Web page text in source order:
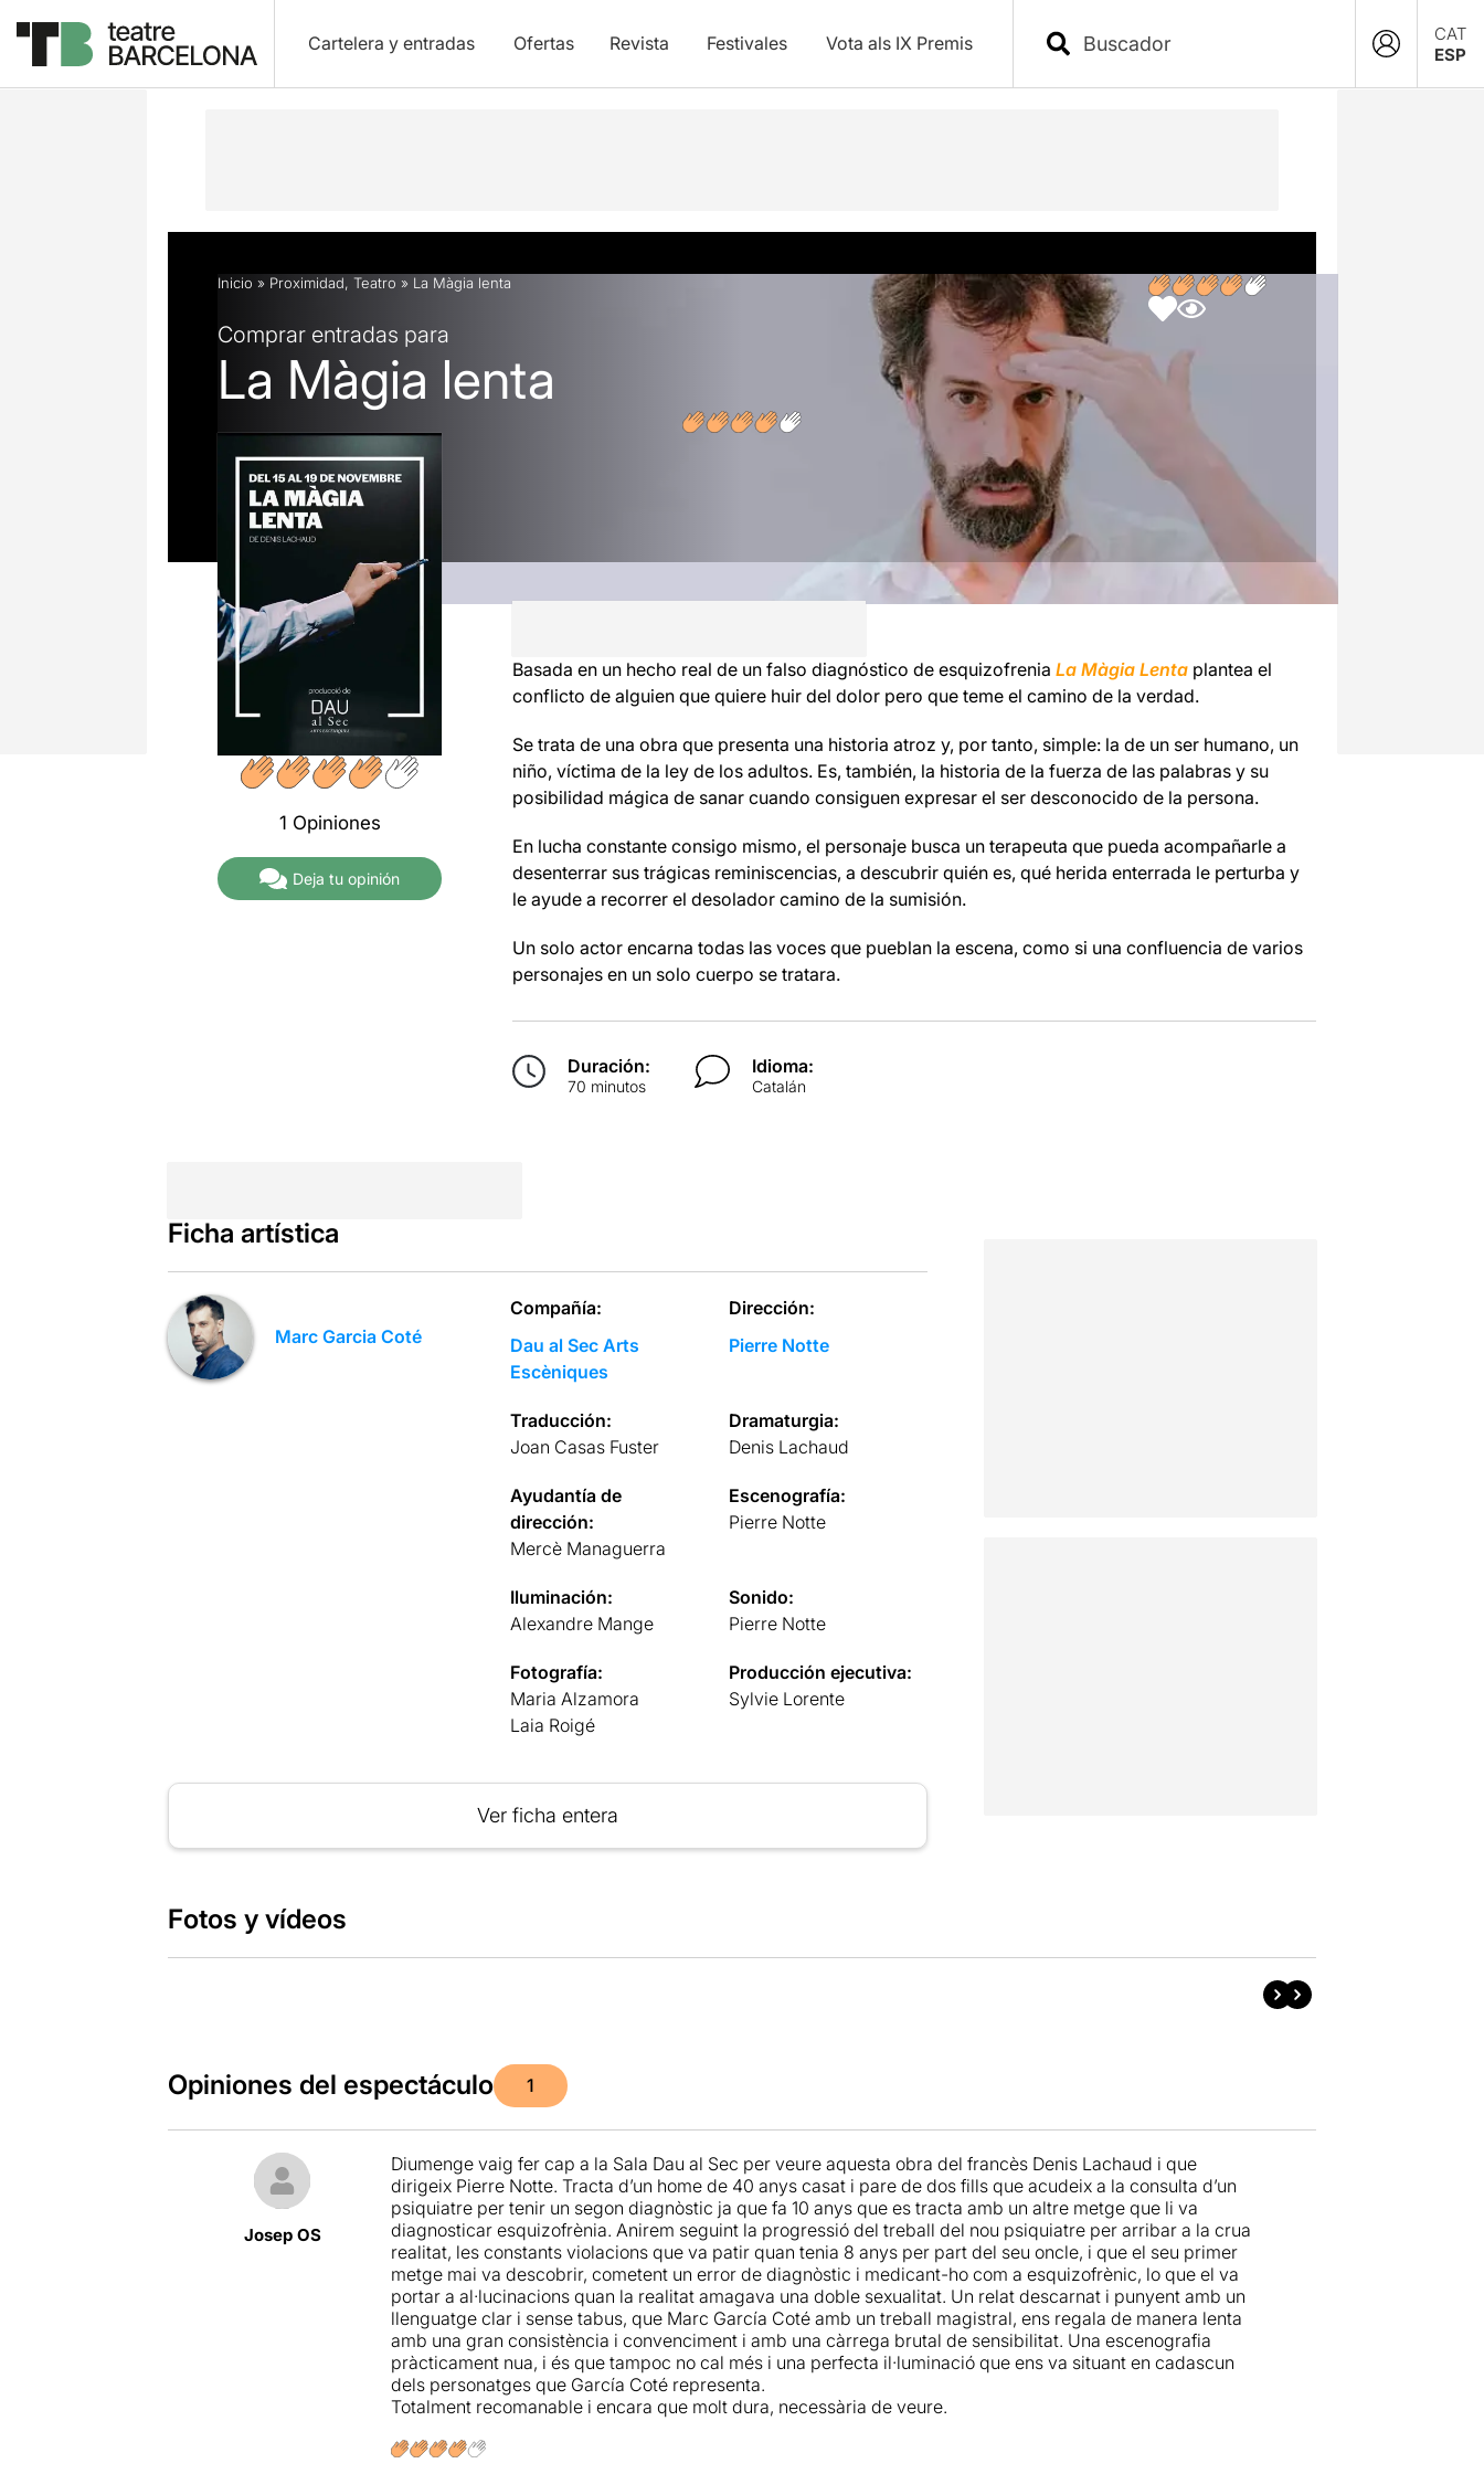
Cartelera y entradas Ofertas Revista Festivales Vota als IX Premis
CAT
ESP
Descripción Ficha artística Fotos y vídeos Opiniones Artículos
Inicio » Proximidad, Teatro » La Màgia lenta
Comprar entradas para
La Màgia lenta
1 Opiniones
Deja tu opinión
Basada en un hecho real de un falso diagnóstico de esquizofrenia La Màgia Lentaplantea el
conflicto de alguien que quiere huir del dolor pero que teme el camino de la verdad.
Se trata de una obra que presenta una historia atroz y, por tanto, simple: la de un ser humano, un
niño, víctima de la ley de los adultos. Es, también, la historia de la fuerza de las palabras y su
posibilidad mágica de sanar cuando consiguen expresar el ser desconocido de la persona.
En lucha constante consigo mismo, el personaje busca un terapeuta que pueda acompañarle a
desenterrar sus trágicas reminiscencias, a descubrir quién es, qué herida enterrada le perturba y
le ayude a recorrer el desolador camino de la sumisión.
Un solo actor encarna todas las voces que pueblan la escena, como si una confluencia de varios
personajes en un solo cuerpo se tratara.
Duración:
70 minutos
Idioma:
Catalán
Ficha artística
Marc Garcia Coté
Compañía:
Dau al Sec Arts
Escèniques
Dirección:
Pierre Notte
Traducción:
Joan Casas Fuster
Dramaturgia:
Denis Lachaud
Ayudantía de
dirección:
Mercè Managuerra
Escenografía:
Pierre Notte
Iluminación:
Alexandre Mange
Sonido:
Pierre Notte
Fotografía:
Maria Alzamora
Laia Roigé
Producción ejecutiva:
Sylvie Lorente
Ver ficha entera
Fotos y vídeos
Opiniones del espectáculo 1
Josep OS
Diumenge vaig fer cap a la Sala Dau al Sec per veure aquesta obra del francès Denis Lachaud i que
dirigeix Pierre Notte. Tracta d’un home de 40 anys casat i pare de dos fills que acudeix a la consulta d’un
psiquiatre per tenir un segon diagnòstic ja que fa 10 anys que es tracta amb un altre metge que li va
diagnosticar esquizofrènia. Anirem seguint la progressió del treball del nou psiquiatre per arribar a la crua
realitat, les constants violacions que va patir quan tenia 8 anys per part del seu oncle, i que el seu primer
metge mai va descobrir, cometent un error de diagnòstic i medicant-ho com a esquizofrènic, lo que el va
portar a al·lucinacions quan la realitat amagava una doble sexualitat. Un relat descarnat i punyent amb un
llenguatge clar i sense tabus, que Marc García Coté amb un treball magistral, ens regala de manera lenta
amb una gran consistència i convenciment i amb una càrrega brutal de sensibilitat. Una escenografia
pràcticament nua, i és que tampoc no cal més i una perfecta il·luminació que ens va situant en cadascun
dels personatges que García Coté representa.
Totalment recomanable i encara que molt dura, necessària de veure.